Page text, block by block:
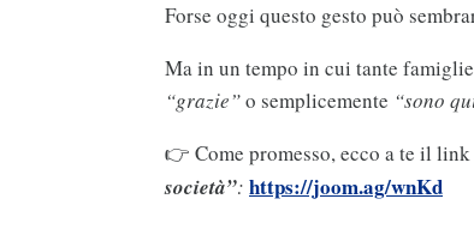
Forse oggi questo gesto può
Ma in un tempo in cui tante
“grazie”o semplicemente “sono
👉 Come promesso, ecco a te il
società”: https://joom.ag/wnKd